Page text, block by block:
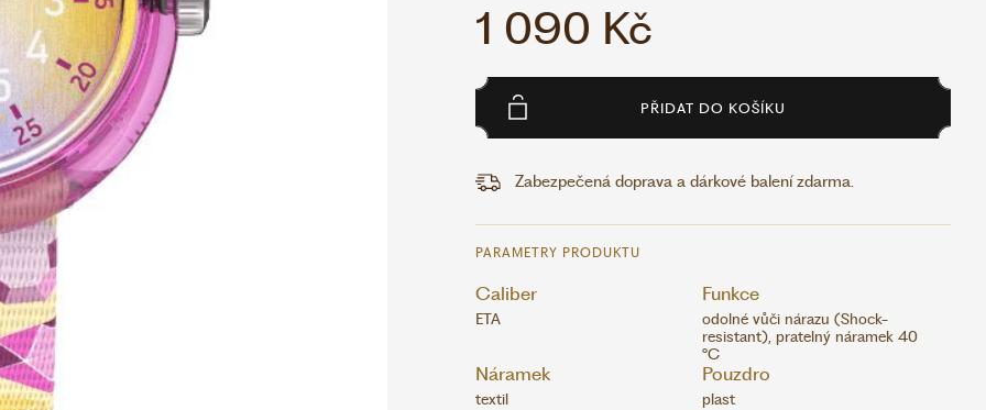
1 090 Kč
PŘIDAT DO KOŠÍKU
Zabezpečená doprava a dárkové balení zdarma.
PARAMETRY PRODUKTU
Caliber
ETA
Funkce
odolné vůči nárazu (Shock-
resistant), pratelný náramek 40
°C
Náramek
textil
Pouzdro
plast